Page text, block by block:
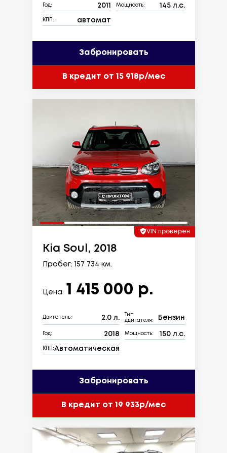
Год: 2011 Мощность: 145 л.с.
КПП: автомат
Забронировать
В кредит от 15 918р/мес
VIN проверен
Kia Soul, 2018
Пробег: 157 734 км.
Цена: 1 415 000 р.
Двигатель: 2.0 л.
Тип
двигателя:
Бензин
Год: 2018 Мощность: 150 л.с.
КПП:Автоматическая
Забронировать
В кредит от 19 933р/мес